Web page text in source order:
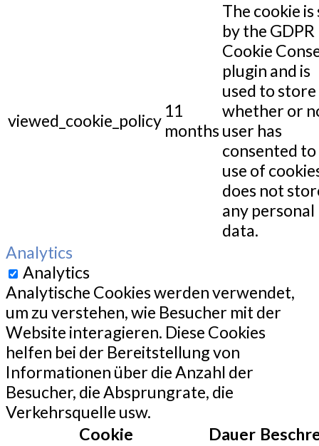
viewed_cookie_policy 11
months
The cookie is
by the GDPR
Cookie
plugin and is
used to store
whether or
user has
consented
use of
does not
any personal
data.
Analytics
Analytics
Analytische Cookies werden verwendet,
um zu verstehen, wie Besucher mit der
Website interagieren. Diese Cookies
helfen bei der Bereitstellung von
Informationen über die Anzahl der
Besucher, die Absprungrate, die
Verkehrsquelle usw.
Cookie
Dauer